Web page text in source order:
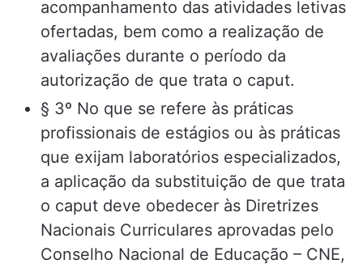
acompanhamento das atividades letivas
ofertadas, bem como a realização de
avaliações durante o período da
autorização de que trata o caput.
§ 3º No que se refere às práticas
profissionais de estágios ou às práticas
que exijam laboratórios especializados,
a aplicação da substituição de que trata
o caput deve obedecer às Diretrizes
Nacionais Curriculares aprovadas pelo
Conselho Nacional de Educação – CNE,